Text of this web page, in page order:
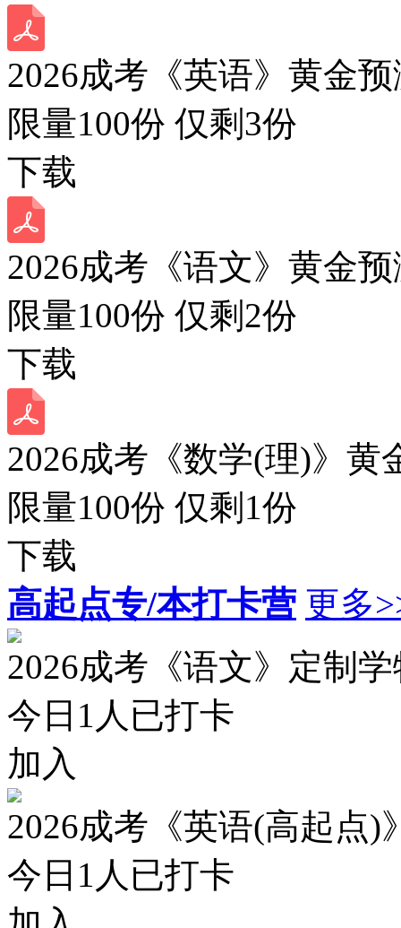
2026成考《英语》黄金
限量100份 仅剩 3份
下载
2026成考《语文》黄金
限量100份 仅剩 2份
下载
2026成考《数学(理)》黄
限量100份 仅剩 1份
下载
高起点专/本打卡营 更多
2026成考《语文》定制
今日 1 人已打卡
加入
2026成考《英语(高起点)
今日 1 人已打卡